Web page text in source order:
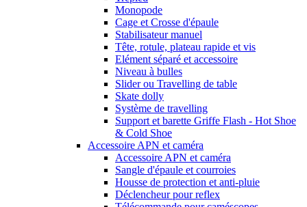
Monopode
Cage et Crosse d'épaule
Stabilisateur manuel
Tête, rotule, plateau rapide et vis
Elément séparé et accessoire
Niveau à bulles
Slider ou Travelling de table
Skate dolly
Système de travelling
Support et barette Griffe Flash - Hot Shoe
& Cold Shoe
Accessoire APN et caméra
Accessoire APN et caméra
Sangle d'épaule et courroies
Housse de protection et anti-pluie
Déclencheur pour reflex